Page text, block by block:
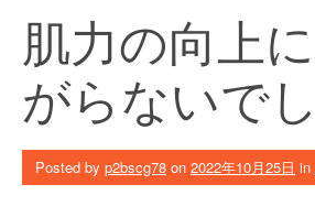
肌力の向上
がらないで
Posted by p2bscg78 on 2022年10月25日 in